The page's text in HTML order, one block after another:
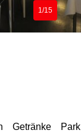
1/15
Getränke